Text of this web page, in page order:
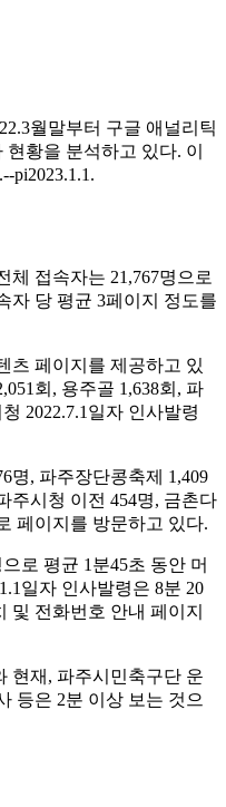
월말부터 구글 애널리틱
황을 분석하고 있다. 이
pi2023.1.1.
체 접속자는 21,767명으로
자 당 평균 3페이지 정도를
츠 페이지를 제공하고 있
회, 용주골 1,638회, 파
2022.7.1일자 인사발령
명, 파주장단콩축제 1,409
주시청 이전 454명, 금촌다
페이지를 방문하고 있다.
로 평균 1분45초 동안 머
일자 인사발령은 8분 20
및 전화번호 안내 페이지
현재, 파주시민축구단 운
등은 2분 이상 보는 것으